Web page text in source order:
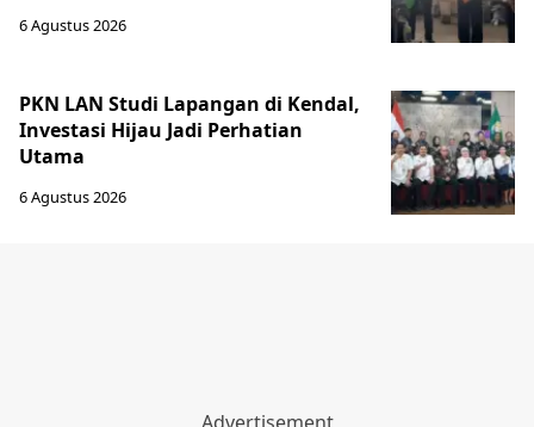
6 Agustus 2026
PKN LAN Studi Lapangan di Kendal,
Investasi Hijau Jadi Perhatian
Utama
6 Agustus 2026